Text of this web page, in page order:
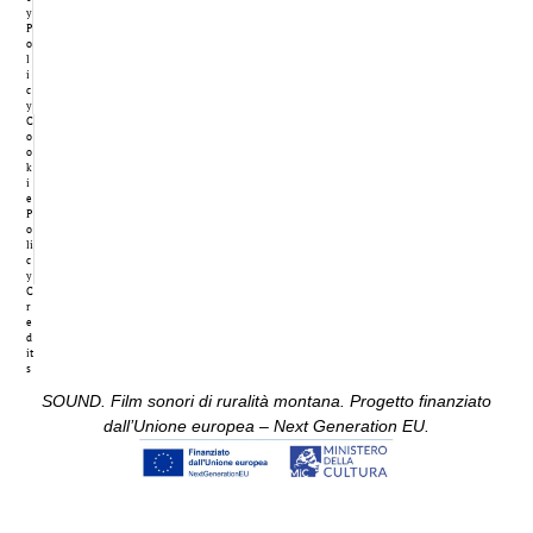
y
P
o
l
i
c
y
C
o
o
k
i
e
P
o
li
c
y
C
r
e
d
it
s
SOUND. Film sonori di ruralità montana. Progetto finanziato
dall’Unione europea – Next Generation EU.